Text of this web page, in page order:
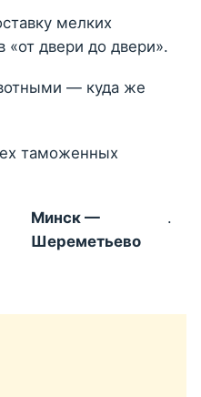
мелких
«от двери до двери».
— куда же
таможенных
Минск —
Шереметьево
.